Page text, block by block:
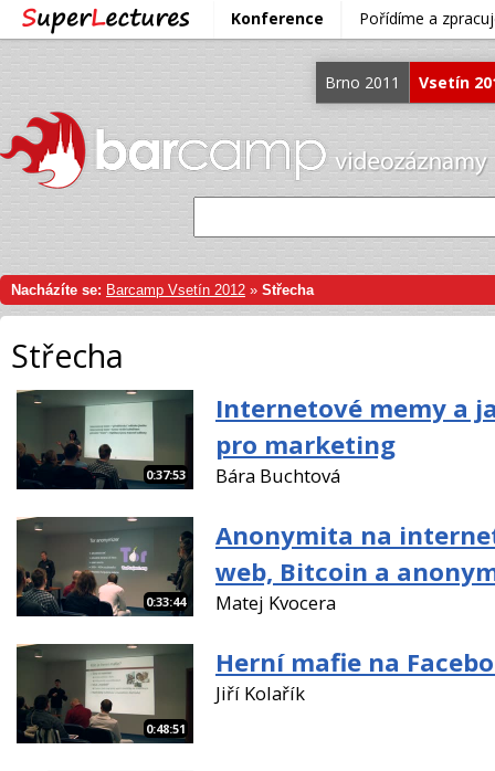
Konference Pořídíme a
Brno 2011 Vsetín
Nacházíte se: Barcamp Vsetín 2012 » Střecha
Střecha
0:37:53
Internetové memy a
pro marketing
Bára Buchtová
0:33:44
Anonymita na
web, Bitcoin a
Matej Kvocera
0:48:51
Herní mafie na
Jiří Kolařík